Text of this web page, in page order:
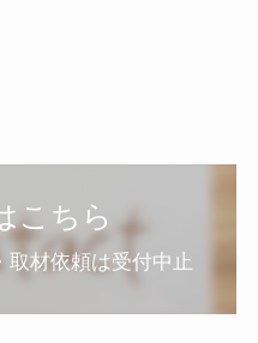
こちら
材依頼は受付中止